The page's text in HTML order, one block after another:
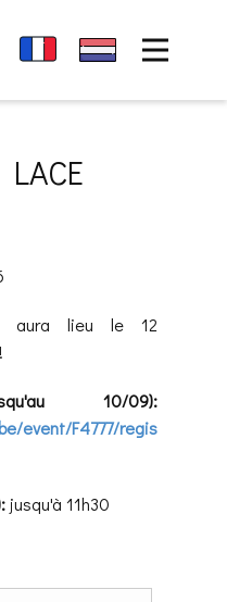
aura lieu le 12
10/09):
event/F4777/regis
jusqu'à 11h30